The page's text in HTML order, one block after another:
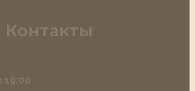
Контакты
19:00